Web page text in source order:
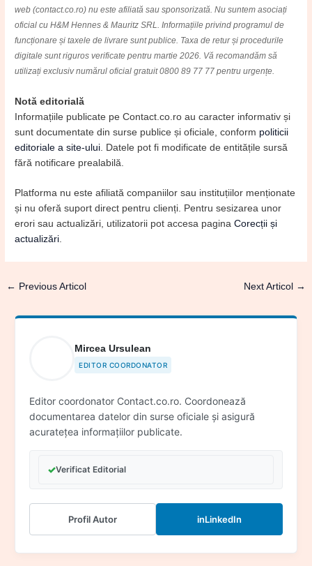
web (contact.co.ro) nu este afiliată sau sponsorizată. Nu suntem asociați
oficial cu H&M Hennes & Mauritz SRL. Informațiile privind programul de
funcționare și taxele de livrare sunt publice. Taxa de retur și procedurile
digitale sunt riguros verificate pentru martie 2026. Vă recomandăm să
utilizați exclusiv numărul oficial gratuit 0800 89 77 77 pentru urgențe.
Notă editorială
Informațiile publicate pe Contact.co.ro au caracter informativ și
sunt documentate din surse publice și oficiale, conform politicii
editoriale a site-ului . Datele pot fi modificate de entitățile sursă
fără notificare prealabilă.
Platforma nu este afiliată companiilor sau instituțiilor menționate
și nu oferă suport direct pentru clienți. Pentru sesizarea unor
erori sau actualizări, utilizatorii pot accesa paginaCorecții și
actualizări.
← Previous Articol Next Articol →
Mircea Ursulean
EDITOR COORDONATOR
Editor coordonator Contact.co.ro. Coordonează
documentarea datelor din surse oficiale și asigură
acuratețea informațiilor publicate.
✓Verificat Editorial
Profil Autor inLinkedIn